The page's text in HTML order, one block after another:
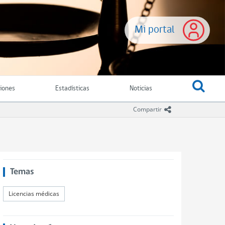
Mi portal
Estadísticas Noticias
Compartir icono compartir
Temas
Licencias médicas